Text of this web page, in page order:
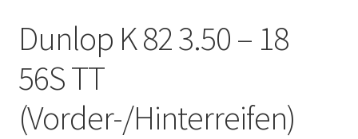
Dunlop K 82 3.50 – 18
56S TT
(Vorder-/Hinterreifen)